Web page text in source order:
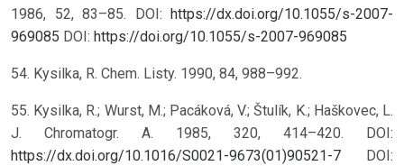
1986, 52, 83–85. DOI: https://dx.doi.org/10.1055/s-2007-
969085 DOI: https://doi.org/10.1055/s-2007-969085
54. Kysilka, R. Chem. Listy. 1990, 84, 988–992.
55. Kysilka, R.; Wurst, M.; Pacáková, V.; Štulík, K.; Haškovec, L.
J. Chromatogr. A. 1985, 320, 414–420. DOI:
https://dx.doi.org/10.1016/S0021-9673(01)90521-7
DOI: